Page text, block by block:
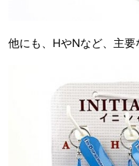
他にも、HやNなど、主要